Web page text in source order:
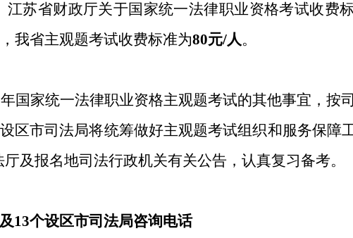
江苏省财政厅关于国家统一法律职业资格考试收费
我省主观题考试收费标准为80元/人。
国家统一法律职业资格主观题考试的其他事宜，按
区市司法局将统筹做好主观题考试组织和服务保障
及报名地司法行政机关有关公告，认真复习备考。
13个设区市司法局咨询电话